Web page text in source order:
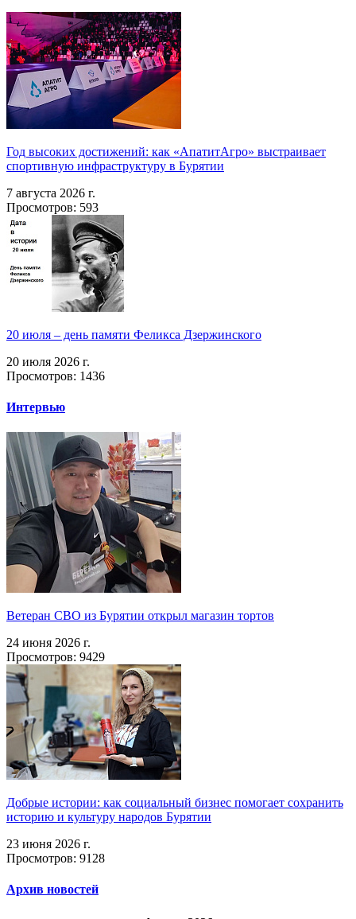
Год высоких достижений: как «АпатитАгро» выстраивает
спортивную инфраструктуру в Бурятии
7 августа 2026 г.
Просмотров: 593
20 июля – день памяти Феликса Дзержинского
20 июля 2026 г.
Просмотров: 1436
Интервью
Ветеран СВО из Бурятии открыл магазин тортов
24 июня 2026 г.
Просмотров: 9429
Добрые истории: как социальный бизнес помогает сохранить
историю и культуру народов Бурятии
23 июня 2026 г.
Просмотров: 9128
Архив новостей